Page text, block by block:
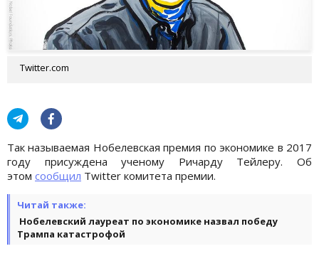
Twitter.com
Так называемая Нобелевская премия по экономике в 2017
году присуждена ученому Ричарду Тейлеру. Об
этом сообщил Twitter комитета премии.
Читай также:
Нобелевский лауреат по экономике назвал победу
Трампа катастрофой